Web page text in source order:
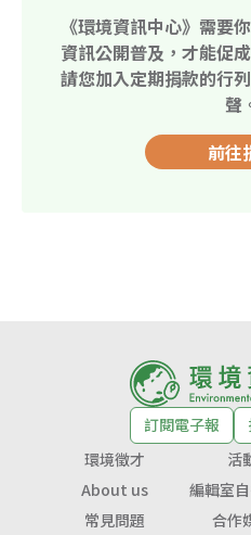
《環境資訊中心》需要
資訊公開普及，才能促
請您加入定期捐款的行
聲
前往
訂閱電子報
環境徵才
活
About us
編輯室
常見問題
合作